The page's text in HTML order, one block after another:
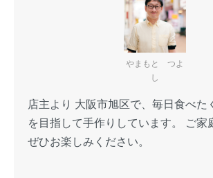
やまもと つよ
し
店主より 大阪市旭区で、毎日食べた
を目指して手作りしています。 ご家
ぜひお楽しみください。